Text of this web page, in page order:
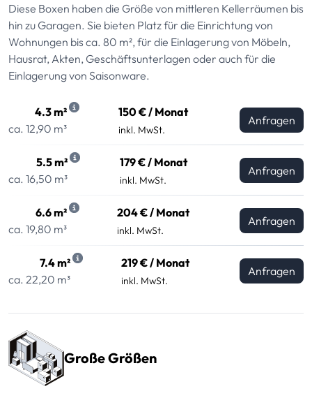
Diese Boxen haben die Größe von mittleren Kellerräumen bis
hin zu Garagen. Sie bieten Platz für die Einrichtung von
Wohnungen bis ca. 80 m², für die Einlagerung von Möbeln,
Hausrat, Akten, Geschäftsunterlagen oder auch für die
Einlagerung von Saisonware.
4.3 m²
ca. 12,90 m³
150 € / Monat
inkl. MwSt.
Anfragen
5.5 m²
ca. 16,50 m³
179 € / Monat
inkl. MwSt.
Anfragen
6.6 m²
ca. 19,80 m³
204 € / Monat
inkl. MwSt.
Anfragen
7.4 m²
ca. 22,20 m³
219 € / Monat
inkl. MwSt.
Anfragen
Große Größen